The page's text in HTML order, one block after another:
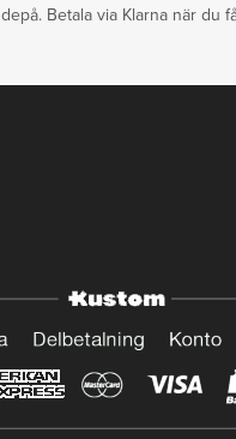
depå. Betala via Klarna när du